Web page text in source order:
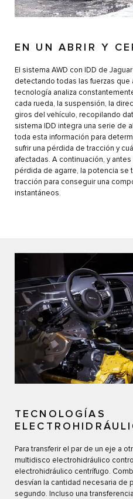
EN UN ABRIR Y
El sistema AWD con IDD de
detectando todas las fuerzas que
tecnología analiza
cada rueda, la suspensión, la
giros del vehículo, recopilando
sistema IDD integra una serie de
toda esta información para
sufrir una pérdida de tracción y
afectadas. A continuación, y
pérdida de agarre, la potencia se
tracción para conseguir una
instantáneos.
TECNOLOGÍAS
Para transferir el par de un eje a
multidisco electrohidráulico
electrohidráulico centrífugo.
desvían la cantidad necesaria de
segundo. Incluso una